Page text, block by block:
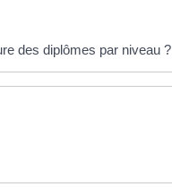
des diplômes par niveau ?